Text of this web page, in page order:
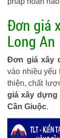
Đơn giá
Long An
Đơn giá xây
vào nhiều yếu
thiện, chất
giá xây dựng
Cần Giuộc.